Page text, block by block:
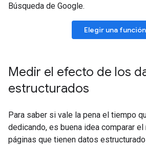
Búsqueda de Google.
Elegir una función
Medir el efecto de los
estructurados
Para saber si vale la pena el tiempo
dedicando, es buena idea comparar
páginas que tienen datos